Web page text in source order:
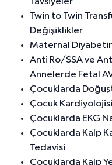
Twin to Twin
Değişiklikler
Maternal
Anti Ro/SSA ve
Annelerde Fetal
Çocuklarda
Çocuk
Çocuklarda EKG
Çocuklarda Kalp
Tedavisi
Çocuklarda Kalp